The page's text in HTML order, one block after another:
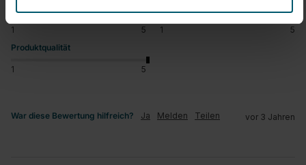
Einfache Handhabung/Bedienung
1 5 1
5
Produktqualität
1 5
War diese Bewertung hilfreich? Ja Melden Teilen vor 3 Jahren